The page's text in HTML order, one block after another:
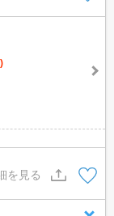
を見る